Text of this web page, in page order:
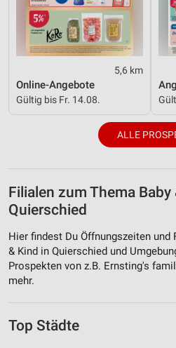
5,6 km
Online-Angebote
Gültig bis Fr. 14.08.
ALLE
Filialen zum Thema Baby
Quierschied
Hier findest Du Öffnungszeiten und
& Kind in Quierschied und
Prospekten von z.B. Ernsting's
mehr.
Top Städte